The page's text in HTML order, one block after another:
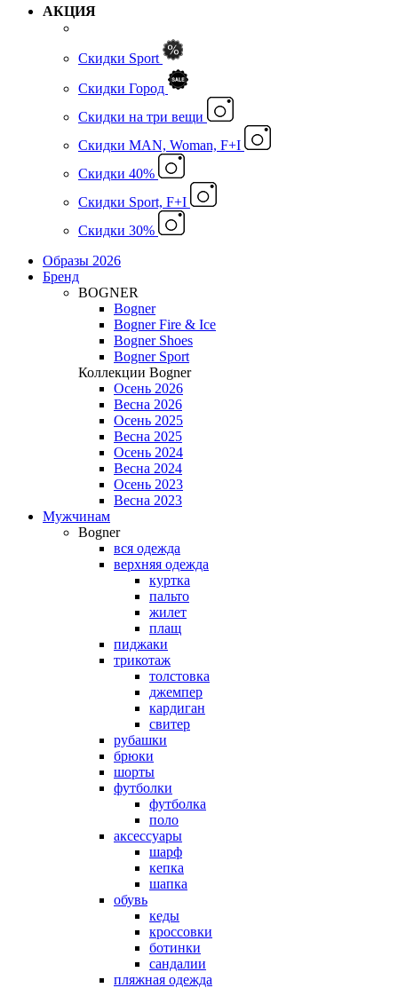
АКЦИЯ
Скидки Sport
Скидки Город
Cкидки на три вещи
Скидки MAN, Woman, F+I
Скидки 40%
Скидки Sport, F+I
Скидки 30%
Образы 2026
Бренд
BOGNER
Bogner
Bogner Fire & Ice
Bogner Shoes
Bogner Sport
Коллекции Bogner
Осень 2026
Весна 2026
Осень 2025
Весна 2025
Осень 2024
Весна 2024
Осень 2023
Весна 2023
Мужчинам
Bogner
вся одежда
верхняя одежда
куртка
пальто
жилет
плащ
пиджаки
трикотаж
толстовка
джемпер
кардиган
свитер
рубашки
брюки
шорты
футболки
футболка
поло
аксессуары
шарф
кепка
шапка
обувь
кеды
кроссовки
ботинки
сандалии
пляжная одежда